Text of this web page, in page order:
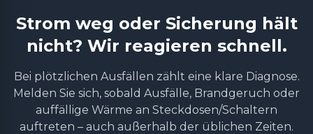
Strom weg oder Sicherung hält
nicht? Wir reagieren schnell.
Bei plötzlichen Ausfällen zählt eine klare Diagnose.
Melden Sie sich, sobald Ausfälle, Brandgeruch oder
auffällige Wärme an Steckdosen/Schaltern
auftreten – auch außerhalb der üblichen Zeiten.